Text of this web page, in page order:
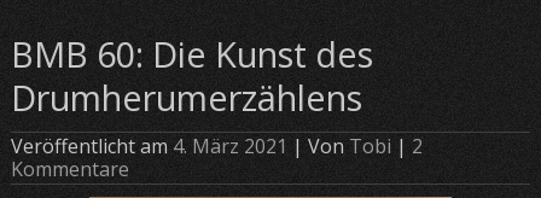
BMB 60: Die Kunst des
Drumherumerzählens
Veröffentlicht am 4. März 2021 | Von Tobi| 2
Kommentare